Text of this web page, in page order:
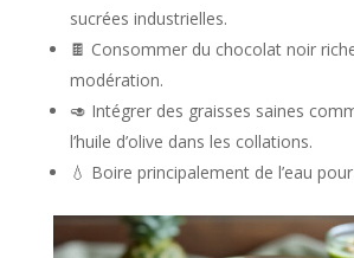
sucrées industrielles.
🍫 Consommer du chocolat noir
modération.
🥑 Intégrer des graisses saines
l’huile d’olive dans les collations.
💧 Boire principalement de l’eau pour